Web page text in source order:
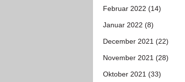
Februar 2022 (14)
Januar 2022 (8)
December 2021 (22)
November 2021 (28)
Oktober 2021 (33)